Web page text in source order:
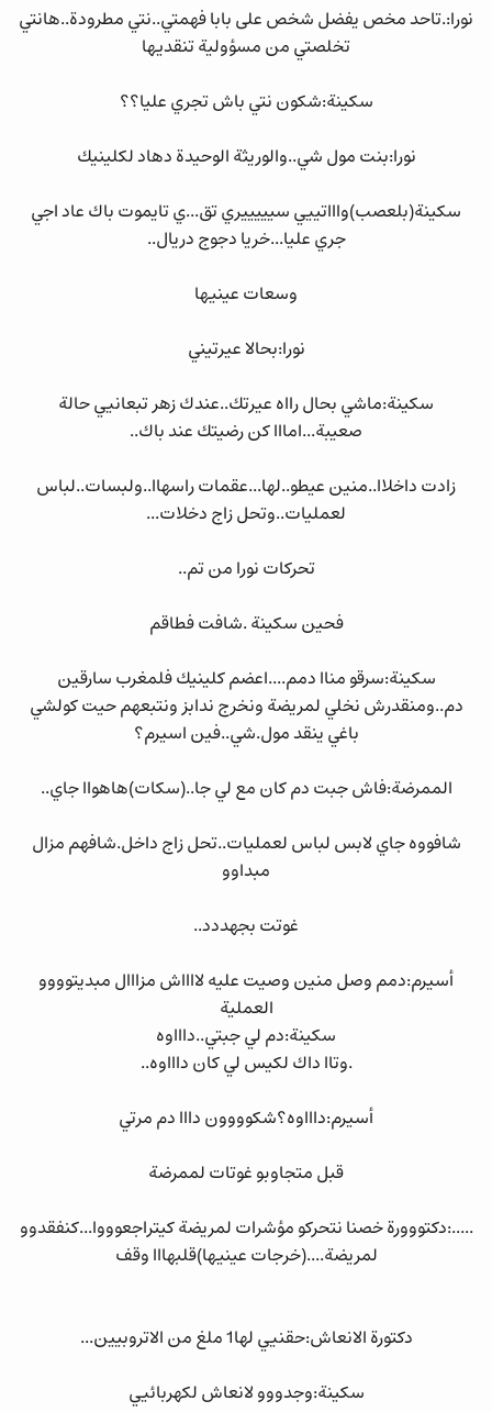
نورا:.تاحد مخص يفضل شخص على بابا فهمتي..نتي مطرودة..هانتي
تخلصتي من مسؤولية تنقديها
سكينة:شكون نتي باش تجري عليا؟؟
نورا:بنت مول شي..والوريثة الوحيدة دهاد لكلينيك
سكينة(بلعصب)واااتييي سيييييري تق...ي تايموت باك عاد اجي
جري عليا...خريا دجوج دريال..
وسعات عينيها
نورا:بحالا عيرتيني
سكينة:ماشي بحال رااه عيرتك..عندك زهر تبعانيي حالة
صعيبة...امااا كن رضيتك عند باك..
زادت داخلاا..منين عيطو..لها...عقمات راسهاا..ولبسات..لباس
لعمليات..وتحل زاج دخلات...
تحركات نورا من تم..
فحين سكينة .شافت فطاقم
سكينة:سرقو مناا دمم....اعضم كلينيك فلمغرب سارقين
دم..ومنقدرش نخلي لمريضة ونخرج ندابز ونتبعهم حيت كولشي
باغي ينقد مول.شي..فين اسيرم؟
الممرضة:فاش جبت دم كان مع لي جا..(سكات)هاهواا جاي..
شافووه جاي لابس لباس لعمليات..تحل زاج داخل.شافهم مزال
مبداوو
غوتت بجهددد..
أسيرم:دمم وصل منين وصيت عليه لااااش مزااال مبديتوووو
العملية
سكينة:دم لي جبتي..داااوه
.وتاا داك لكيس لي كان داااوه..
أسيرم:داااوه؟شكوووون دااا دم مرتي
قبل متجاوبو غوتات لممرضة
.....:دكتووورة خصنا نتحركو مؤشرات لمريضة كيتراجعوووا...كنفقدوو
لمريضة....(خرجات عينيها)قلبهااا وقف
دكتورة الانعاش:حقنيي لها1 ملغ من الاتروبيين...
سكينة:وجدووو لانعاش لكهربائيي